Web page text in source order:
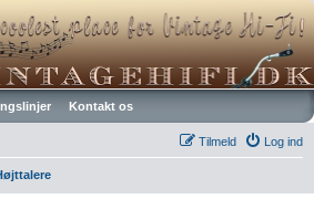
Kontakt os
Log ind
Tilmeld